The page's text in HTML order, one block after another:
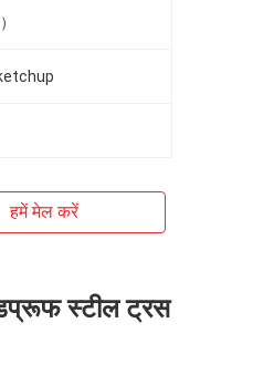
हमें मेल करें
स्टील ट्रस